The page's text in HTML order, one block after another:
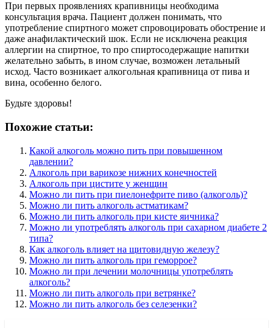
При первых проявлениях крапивницы необходима
консультация врача. Пациент должен понимать, что
употребление спиртного может спровоцировать обострение и
даже анафилактический шок. Если не исключена реакция
аллергии на спиртное, то про спиртосодержащие напитки
желательно забыть, в ином случае, возможен летальный
исход. Часто возникает алкогольная крапивница от пива и
вина, особенно белого.
Будьте здоровы!
Похожие статьи:
Какой алкоголь можно пить при повышенном
давлении?
Алкоголь при варикозе нижних конечностей
Алкоголь при цистите у женщин
Можно ли пить при пиелонефрите пиво (алкоголь)?
Можно ли пить алкоголь астматикам?
Можно ли пить алкоголь при кисте яичника?
Можно ли употреблять алкоголь при сахарном диабете 2
типа?
Как алкоголь влияет на щитовидную железу?
Можно ли пить алкоголь при геморрое?
Можно ли при лечении молочницы употреблять
алкоголь?
Можно ли пить алкоголь при ветрянке?
Можно ли пить алкоголь без селезенки?